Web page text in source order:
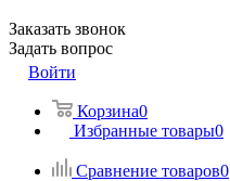
Заказать звонок
Задать вопрос
Войти
Корзина0
Избранные товары0
Сравнение товаров0